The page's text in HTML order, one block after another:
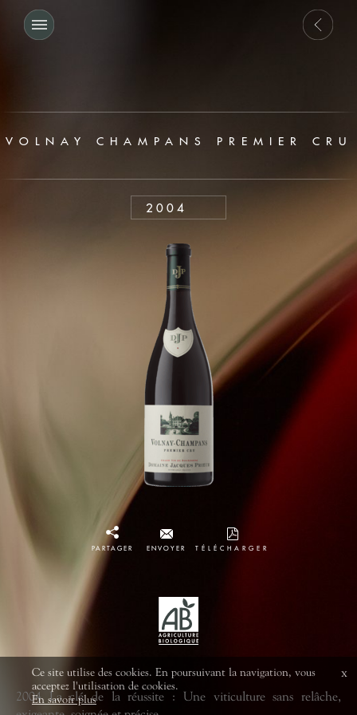
VOLNAY CHAMPANS PREMIER CRU
2004
PARTAGER ENVOYER TÉLÉCHARGER
2004 La clé de la réussite : Une viticulture sans relâche,
Ce site utilise des cookies. En poursuivant la navigation, vous
acceptez l'utilisation de cookies.
En savoir plus
x